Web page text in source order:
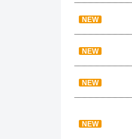
NEW
NEW
NEW
NEW